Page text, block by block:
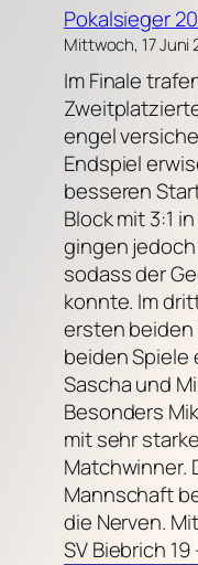
Pokalsieger
Mittwoch, 17 Juni
Im Finale
engel
Endspiel
besseren
Block mit 3:1
gingen
sodass der
konnte. Im
ersten beiden
beiden
Sascha und
Besonders
mit sehr
Matchwinner.
Mannschaft
die Nerven.
SV Biebrich